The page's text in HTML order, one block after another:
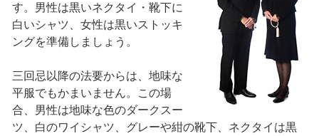
す。男性は黒いネクタイ・靴下に
白いシャツ、女性は黒いストッキ
ングを準備しましょう。
三回忌以降の法要からは、地味な
平服でもかまいません。この場
合、男性は地味な色のダークスー
ツ、白のワイシャツ、グレーや紺の靴下、ネクタイは黒